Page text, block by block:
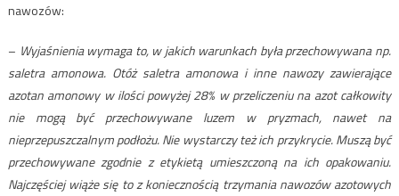
nawozów:
– Wyjaśnienia wymaga to, w jakich warunkach była przechowywana np.
saletra amonowa. Otóż saletra amonowa i inne nawozy zawierające
azotan amonowy w ilości powyżej 28% w przeliczeniu na azot całkowity
nie mogą być przechowywane luzem w pryzmach, nawet na
nieprzepuszczalnym podłożu. Nie wystarczy też ich przykrycie. Muszą być
przechowywane zgodnie z etykietą umieszczoną na ich opakowaniu.
Najczęściej wiąże się to z koniecznością trzymania nawozów azotowych